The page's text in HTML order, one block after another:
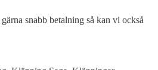
snabb betalning så kan vi också